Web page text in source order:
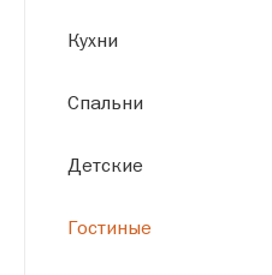
Кухни
Спальни
Детские
Гостиные